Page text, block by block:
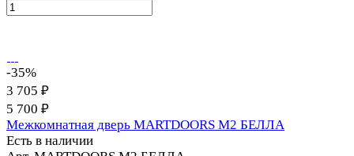
-35%
3 705 ₽
5 700 ₽
Межкомнатная дверь MARTDOORS M2 БЕЛЛА
Есть в наличии